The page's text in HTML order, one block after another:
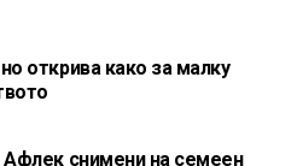
открива како за малку
снимени на семеен